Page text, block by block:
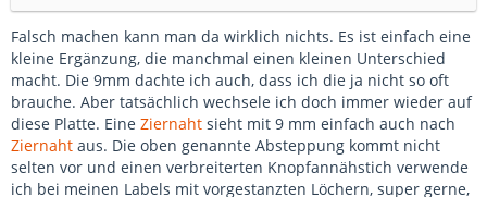
Falsch machen kann man da wirklich nichts. Es ist einfach eine
kleine Ergänzung, die manchmal einen kleinen Unterschied
macht. Die 9mm dachte ich auch, dass ich die ja nicht so oft
brauche. Aber tatsächlich wechsele ich doch immer wieder auf
diese Platte. Eine Ziernaht sieht mit 9 mm einfach auch nach
Ziernaht aus. Die oben genannte Absteppung kommt nicht
selten vor und einen verbreiterten Knopfannähstich verwende
ich bei meinen Labels mit vorgestanzten Löchern, super gerne,